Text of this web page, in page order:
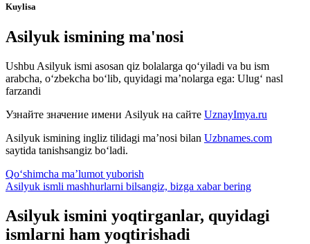
Kuylisa
Asilyuk ismining ma'nosi
Ushbu Asilyuk ismi asosan qiz bolalarga qo‘yiladi va bu ism
arabcha, o‘zbekcha bo‘lib, quyidagi ma’nolarga ega: Ulug‘ nasl
farzandi
Узнайте значение имени Asilyuk на сайте UznayImya.ru
Asilyuk ismining ingliz tilidagi ma’nosi bilan Uzbnames.com
saytida tanishsangiz bo‘ladi.
Qo‘shimcha ma’lumot yuborish
Asilyuk ismli mashhurlarni bilsangiz, bizga xabar bering
Asilyuk ismini yoqtirganlar, quyidagi
ismlarni ham yoqtirishadi